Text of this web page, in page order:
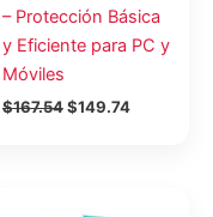
– Protección Básica
y Eficiente para PC y
Móviles
$167.54$149.74